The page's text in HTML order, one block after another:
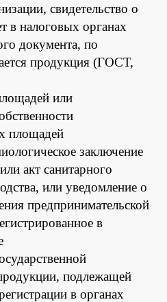
свидетельство о
в налоговых органах
документа, по
продукция (ГОСТ,
или
площадей
заключение
акт санитарного
или уведомление о
предпринимательской
в
подлежащей
в органах